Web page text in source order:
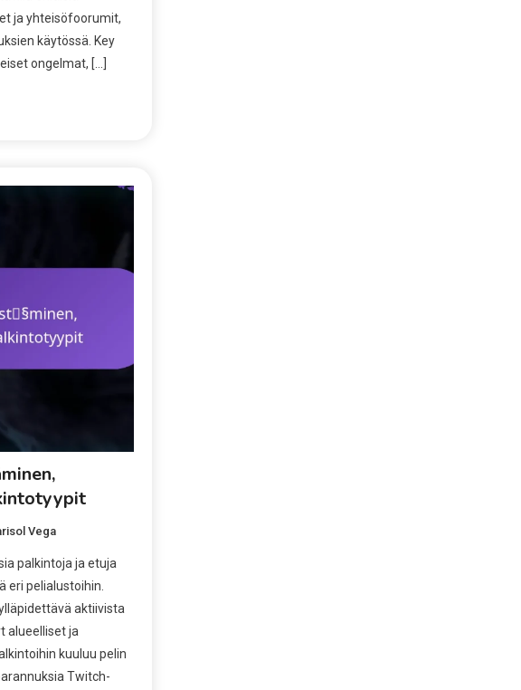
ja yhteisöfoorumit,
käytössä. Key
ongelmat, […]
Vega
palkintoja ja etuja
eri pelialustoihin.
aktiivista
alueelliset ja
kuuluu pelin
Twitch-